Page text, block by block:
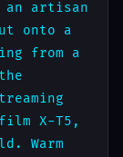
an artisan
onto a
from a
X-T5,
Warm